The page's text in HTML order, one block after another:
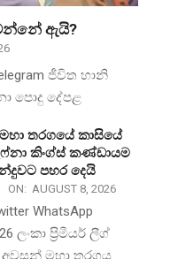
ඇයි?
ජීවිත හානි
පොදු දේපළ
තරගයේ කාසියේ
කිංග්ස් කණ්ඩායම
පහර දෙයි
ON: AUGUST 8, 2026
WhatsApp
ලංකා ප්‍රිමීයර් ලීග්
මහා තරගය